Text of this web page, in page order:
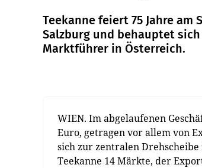
Teekanne feiert 75 Jahre am
Salzburg und behauptet
Marktführer in Österreich.
WIEN. Im abgelaufenen
Euro, getragen vor allem von
sich zur zentralen
Teekanne 14 Märkte, der